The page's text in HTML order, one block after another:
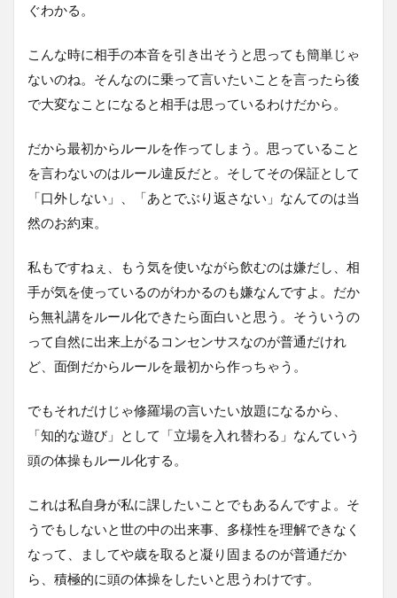
ぐわかる。
こんな時に相手の本音を引き出そうと思っても簡単じゃ
ないのね。そんなのに乗って言いたいことを言ったら後
で大変なことになると相手は思っているわけだから。
だから最初からルールを作ってしまう。思っていること
を言わないのはルール違反だと。そしてその保証として
「口外しない」、「あとでぶり返さない」なんてのは当
然のお約束。
私もですねぇ、もう気を使いながら飲むのは嫌だし、相
手が気を使っているのがわかるのも嫌なんですよ。だか
ら無礼講をルール化できたら面白いと思う。そういうの
って自然に出来上がるコンセンサスなのが普通だけれ
ど、面倒だからルールを最初から作っちゃう。
でもそれだけじゃ修羅場の言いたい放題になるから、
「知的な遊び」として「立場を入れ替わる」なんていう
頭の体操もルール化する。
これは私自身が私に課したいことでもあるんですよ。そ
うでもしないと世の中の出来事、多様性を理解できなく
なって、ましてや歳を取ると凝り固まるのが普通だか
ら、積極的に頭の体操をしたいと思うわけです。